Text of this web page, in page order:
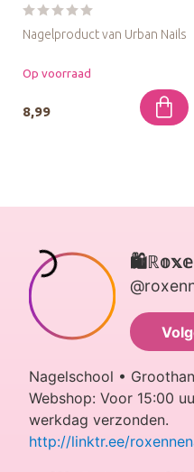
Nagelproduct van Urban Nails
Op voorraad
8,99